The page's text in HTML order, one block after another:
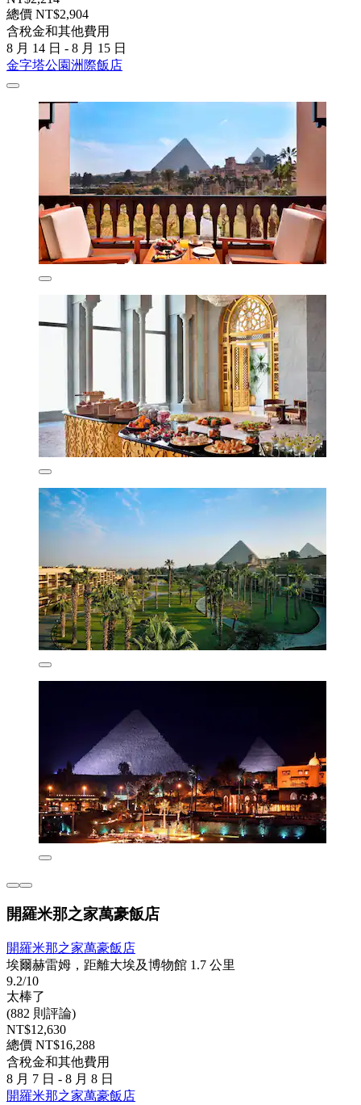
總價 NT$2,904
含稅金和其他費用
8 月 14 日 - 8 月 15 日
金字塔公園洲際飯店
開羅米那之家萬豪飯店
開羅米那之家萬豪飯店
埃爾赫雷姆，距離大埃及博物館 1.7 公里
9.2/10
太棒了
(882 則評論)
NT$12,630
總價 NT$16,288
含稅金和其他費用
8 月 7 日 - 8 月 8 日
開羅米那之家萬豪飯店